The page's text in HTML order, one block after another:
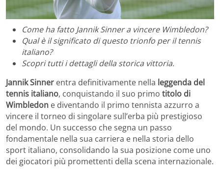
Come ha fatto Jannik Sinner a vincere Wimbledon?
Qual è il significato di questo trionfo per il tennis
italiano?
Scopri tutti i dettagli della storica vittoria.
Jannik Sinner entra definitivamente nella leggenda del
tennis italiano, conquistando il suo primo titolo di
Wimbledon e diventando il primo tennista azzurro a
vincere il torneo di singolare sull’erba più prestigioso
del mondo. Un successo che segna un passo
fondamentale nella sua carriera e nella storia dello
sport italiano, consolidando la sua posizione come uno
dei giocatori più promettenti della scena internazionale.